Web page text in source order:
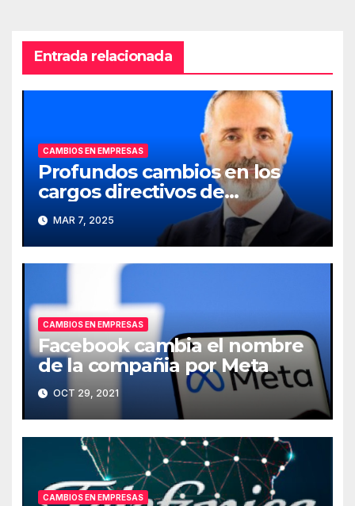
Entrada relacionada
CAMBIOS EN EMPRESAS
Profundos cambios en los
cargos directivos de
Telefónica
MAR 7, 2025
CAMBIOS EN EMPRESAS
Facebook cambia el nombre
de la compañia por Meta
OCT 29, 2021
CAMBIOS EN EMPRESAS